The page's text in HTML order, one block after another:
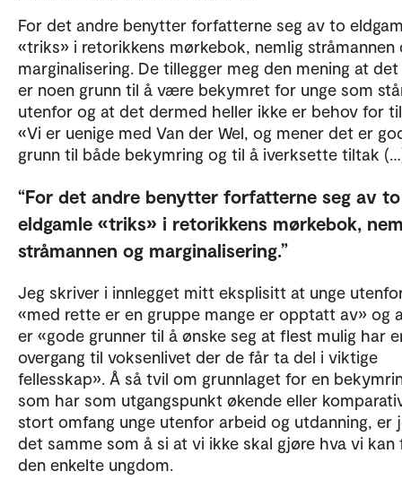
For det andre benytter forfatterne seg av to
«triks» i retorikkens mørkebok, nemlig stråmannen
marginalisering. De tillegger meg den mening at
er noen grunn til å være bekymret for unge som
utenfor og at det dermed heller ikke er behov for
«Vi er uenige med Van der Wel, og mener det er
grunn til både bekymring og til å iverksette tiltak
For det andre benytter forfatterne seg av to
eldgamle «triks» i retorikkens mørkebok,
stråmannen og marginalisering.
Jeg skriver i innlegget mitt eksplisitt at unge
«med rette er en gruppe mange er opptatt av» og
er «gode grunner til å ønske seg at flest mulig har
overgang til voksenlivet der de får ta del i viktige
fellesskap». Å så tvil om grunnlaget for en
som har som utgangspunkt økende eller
stort omfang unge utenfor arbeid og utdanning, er
det samme som å si at vi ikke skal gjøre hva vi kan
den enkelte ungdom.